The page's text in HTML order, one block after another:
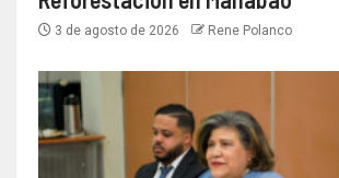
3 de agosto de 2026 Rene Polanco